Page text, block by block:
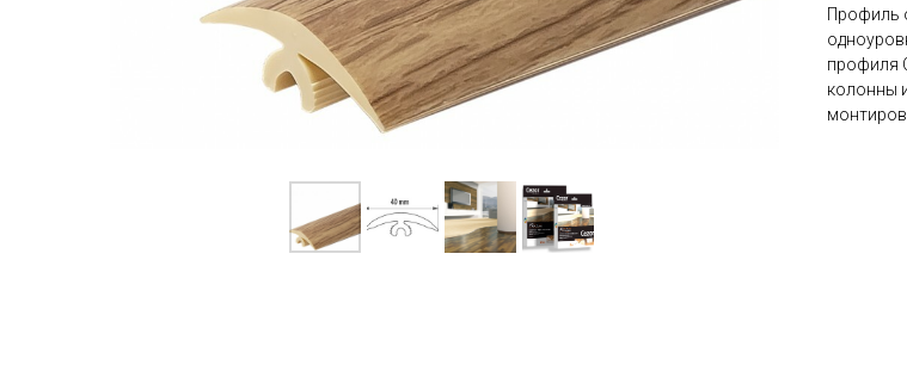
Профиль
профиля
колонны